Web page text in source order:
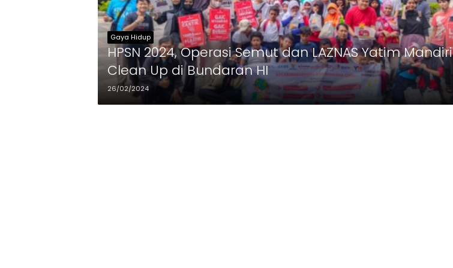
Gaya Hidup
HPSN 2024, Operasi Semut dan LAZNAS Yatim Mandiri
Clean Up di Bundaran HI
26/02/2024